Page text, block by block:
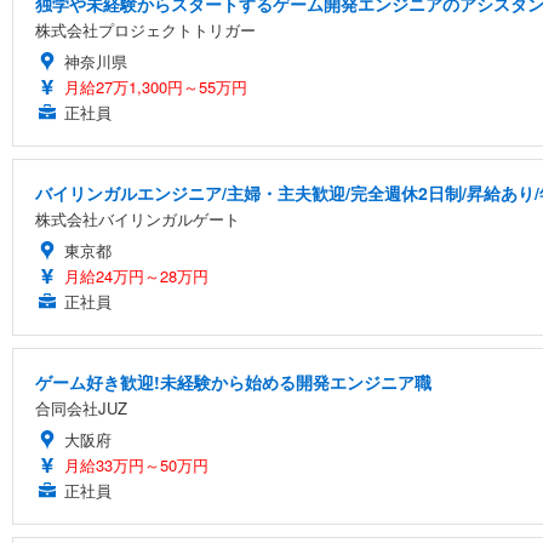
株式会社プロジェクトトリガー
神奈川県
月給27万1,300円～55万円
正社員
バイリンガルエンジニア/主婦・主夫歓迎/完全週休2日制/昇給あ
株式会社バイリンガルゲート
東京都
月給24万円～28万円
正社員
ゲーム好き歓迎!未経験から始める開発エンジニア職
合同会社JUZ
大阪府
月給33万円～50万円
正社員